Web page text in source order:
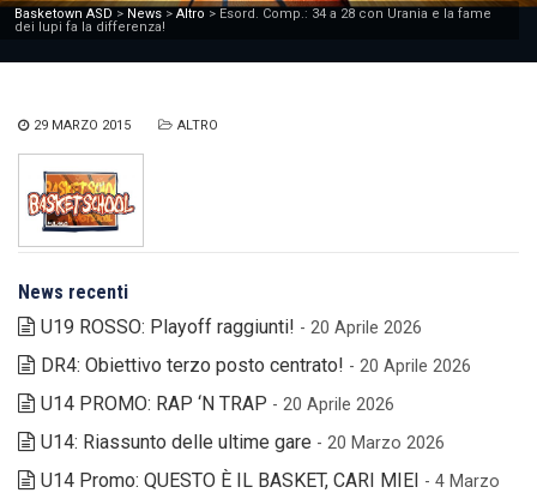
Basketown ASD > News > Altro > Esord. Comp.: 34 a 28 con Urania e la fame
dei lupi fa la differenza!
29 MARZO 2015 ALTRO
News recenti
U19 ROSSO: Playoff raggiunti! - 20 Aprile 2026
DR4: Obiettivo terzo posto centrato! - 20 Aprile 2026
U14 PROMO: RAP ‘N TRAP - 20 Aprile 2026
U14: Riassunto delle ultime gare - 20 Marzo 2026
U14 Promo: QUESTO È IL BASKET, CARI MIEI - 4 Marzo